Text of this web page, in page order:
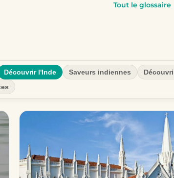
Tout le glossaire
Découvrir l'Inde Saveurs indiennes